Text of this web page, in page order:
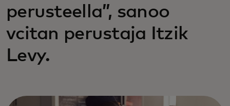
perusteella”, sanoo
vcitan perustaja Itzik
Levy.